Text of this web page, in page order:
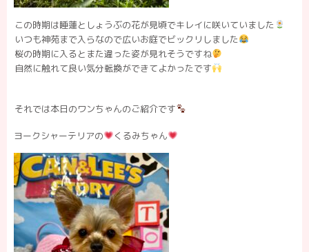
この時期は睡蓮としょうぶの花が見頃でキレイに咲いていました
いつも神苑まで入らなので広いお庭でビックリしました
桜の時期に入るとまた違った姿が見れそうですね
自然に触れて良い気分転換ができてよかったです
それでは本日のワンちゃんのご紹介です
ヨークシャーテリアの くるみちゃん